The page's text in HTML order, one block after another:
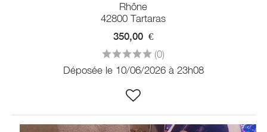
Rhône
42800 Tartaras
350,00 €
(0)
Déposée le 10/06/2026 à 23h08